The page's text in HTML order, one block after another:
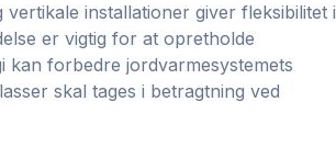
installationer giver fleksibilitet i
er vigtig for at opretholde
kan forbedre jordvarmesystemets
skal tages i betragtning ved